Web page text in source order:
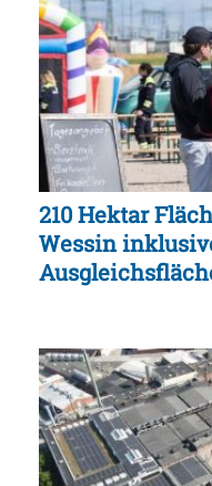
210 Hektar
Wessin